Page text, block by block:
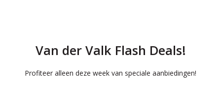
Van der Valk Flash Deals!
Profiteer alleen deze week van speciale aanbiedingen!